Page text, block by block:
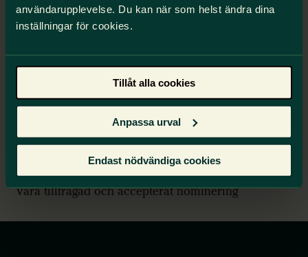
användarupplevelse. Du kan när som helst ändra dina
inställningar för cookies.
Tillåt alla cookies
Anpassa urval
Endast nödvändiga cookies
Hanna Helmer Axelsson,
hanna.helmeraxelsson@alingsas.se
Anette Larsson, anette.1.larsson@alingsas.se
senast 23 januari.
Följande person/personer (arbetsplats, befattning,
ålder) är intresserade av att arbeta med fackliga
frågor i lokalföreningen. Den nominerade måste
vara tillfrågad och accepterat nominering